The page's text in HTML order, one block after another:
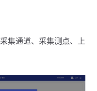
集通道、采集测点、上